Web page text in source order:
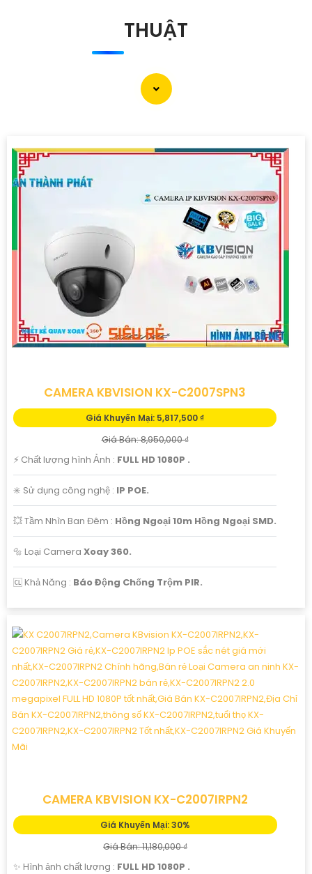
THUẬT
CAMERA KBVISION KX-C2007SPN3
Giá Khuyến Mại: 5,817,500 ₫
Giá Bán: 8,950,000 ₫
️⚡ Chất lượng hình Ảnh : FULL HD 1080P .
✳️ Sử dụng công nghệ : IP POE.
💥 Tầm Nhìn Ban Đêm : Hồng Ngoại 10m Hồng Ngoại SMD.
🔩 Loại Camera Xoay 360.
️🆑 Khả Năng : Báo Động Chống Trộm PIR.
CAMERA KBVISION KX-C2007IRPN2
Giá Khuyến Mại: 30%
Giá Bán: 11,180,000 ₫
✨ Hình ảnh chất lượng : FULL HD 1080P .